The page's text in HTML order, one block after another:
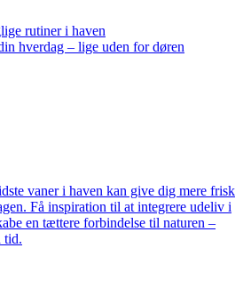
rutiner i haven
hverdag – lige uden for døren
vaner i haven kan give dig mere frisk
Få inspiration til at integrere udeliv i
en tættere forbindelse til naturen –
tid.